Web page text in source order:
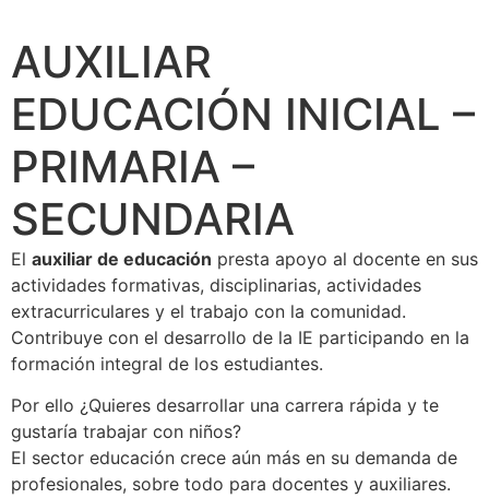
AUXILIAR
EDUCACIÓN INICIAL –
PRIMARIA –
SECUNDARIA
El auxiliar de educación presta apoyo al docente en sus
actividades formativas, disciplinarias, actividades
extracurriculares y el trabajo con la comunidad.
Contribuye con el desarrollo de la IE participando en la
formación integral de los estudiantes.
Por ello ¿Quieres desarrollar una carrera rápida y te
gustaría trabajar con niños?
El sector educación crece aún más en su demanda de
profesionales, sobre todo para docentes y auxiliares.